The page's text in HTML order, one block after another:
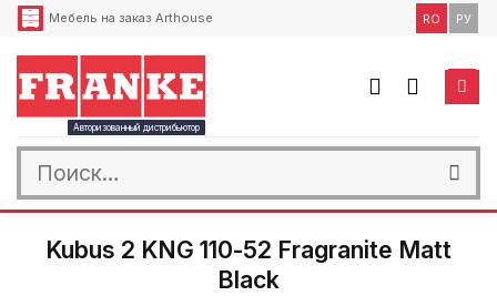
Skip
Мебель на заказ Arthouse RO РУ
Авторизованный дистрибьютор
Kubus 2 KNG 110-52 Fragranite Matt
Black